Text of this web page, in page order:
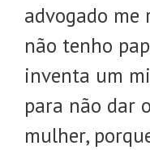
advogado me
não tenho
inventa um
para não dar
mulher,